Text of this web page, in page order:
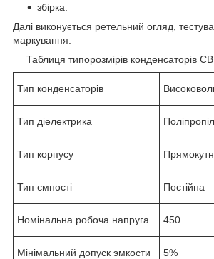
збірка.
Далі виконується ретельний огляд,
маркування.
Таблиця типорозмірів конденсаторів
Тип конденсаторів
Тип діелектрика
Тип корпусу
Тип ємності Постійна
Номінальна робоча напруга 450
Мінімальний допуск эмкости 5%